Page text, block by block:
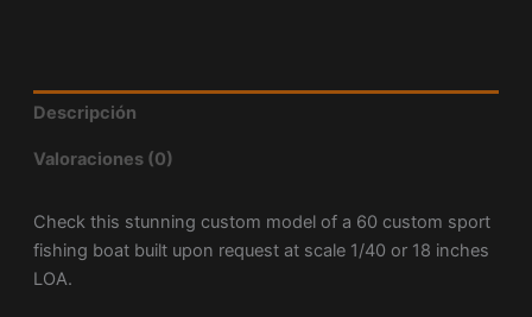
Descripción
Valoraciones (0)
Check this stunning custom model of a 60 custom sport
fishing boat built upon request at scale 1/40 or 18 inches
LOA.